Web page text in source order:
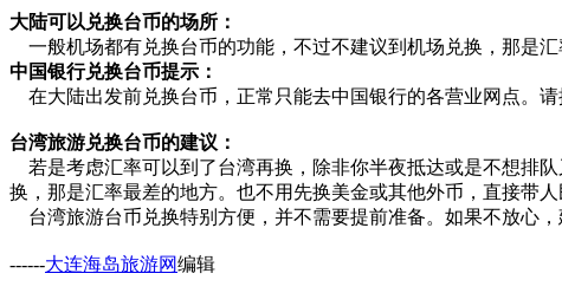
大陆可以兑换台币的场所：
一般机场都有兑换台币的功能，不过不建议到机场兑换，那是汇
中国银行兑换台币提示：
在大陆出发前兑换台币，正常只能去中国银行的各营业网点。
台湾旅游兑换台币的建议：
若是考虑汇率可以到了台湾再换，除非你半夜抵达或是不想排
换，那是汇率最差的地方。也不用先换美金或其他外币，直接带人
台湾旅游台币兑换特别方便，并不需要提前准备。如果不放心
------大连海岛旅游网编辑